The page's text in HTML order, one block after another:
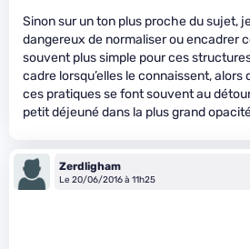
Sinon sur un ton plus proche du sujet,
dangereux de normaliser ou encadrer
souvent plus simple pour ces
cadre lorsqu’elles le connaissent, alors
ces pratiques se font souvent au détour
petit déjeuné dans la plus grand
Zerdligham
Le 20/06/2016 à 11h25